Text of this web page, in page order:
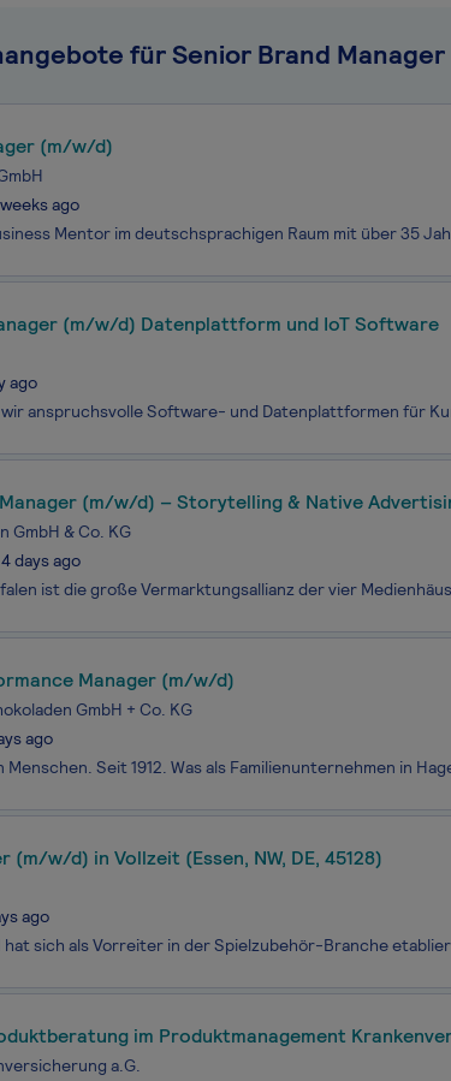
für Senior Brand Manager
(m/w/d)
ago
(m/w/d) Datenplattform und IoT Software
ago
(m/w/d) – Storytelling & Native
GmbH & Co. KG
4 days ago
Manager (m/w/d)
GmbH + Co. KG
ago
(m/w/d) in Vollzeit (Essen, NW, DE, 45128)
ago
im Produktmanagement
a.G.